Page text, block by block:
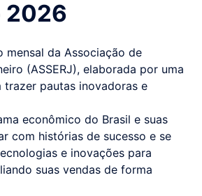
2026
mensal da Associação de
(ASSERJ), elaborada por uma
pautas inovadoras e
econômico do Brasil e suas
com histórias de sucesso e se
e inovações para
suas vendas de forma